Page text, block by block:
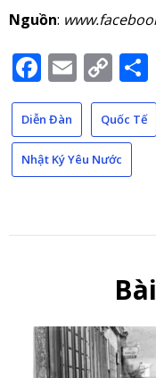
Nguồn:
Facebook
Email
Diễn Đàn Quốc Tế
Nhật Ký Yêu Nước